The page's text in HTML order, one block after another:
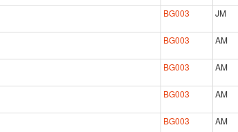
BG003 JM
BG003 AM
BG003 AM
BG003 AM
BG003 AM